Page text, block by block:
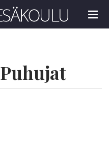
MENU
Puhujat